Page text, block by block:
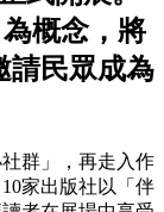
概念，將
請民眾成為
群」，再走入作
家出版社以「伴